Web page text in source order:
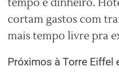
tempo e dinheiro.
cortam gastos com
mais tempo livre pra
Próximos à Torre Eiffel